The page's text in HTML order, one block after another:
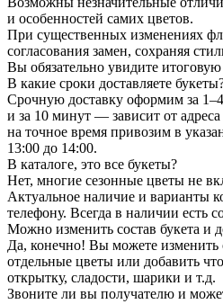
и особенностей самих цветов.
При существенных изменениях
согласования замен, сохраняя
Вы обязательно увидите
В какие сроки доставляете
Срочную доставку оформим за
и за 10 минут — зависит от
на точное время привозим в
13:00 до 14:00.
В каталоге, это все букеты?
Нет, многие сезонные цветы не
Актуальное наличие и варианты
телефону. Всегда в наличии есть
Можно изменить состав букета и
Да, конечно! Вы можете изменить
отдельные цветы или добавить
открытку, сладости, шарики и т.д.
Звоните ли вы получателю и